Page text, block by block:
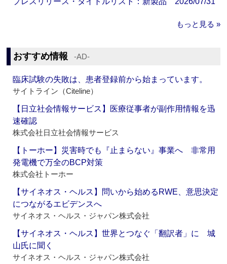
もっと見る »
おすすめ情報 ‐AD‐
臨床試験の失敗は、患者登録前から始まっています。
サイトライン（Citeline）
【日立社会情報サービス】医療従事者が副作用情報を迅
速確認
株式会社日立社会情報サービス
【トーホー】災害時でも『止まらない』事業へ 非常用
発電機で万全のBCP対策
株式会社トーホー
【サイネオス・ヘルス】問いから始めるRWE、意思決定
につながるエビデンスへ
サイネオス・ヘルス・ジャパン株式会社
【サイネオス・ヘルス】世界とつなぐ「翻訳者」に 城
山氏に聞く
サイネオス・ヘルス・ジャパン株式会社